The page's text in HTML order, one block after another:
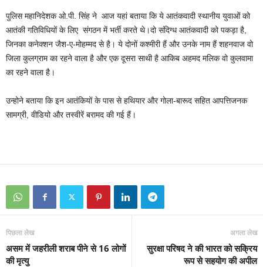
पुलिस महानिदेशक ओ.पी. सिंह ने आज यहां बताया कि ये आतंकवादी स्थानीय युवाओं को
आतंकी गतिविधियों के लिए संगठन में भर्ती करते थे।दो संदिग्‍ध आतंकवादी को पकड़ा है,
जिनका कनेक्‍शन जैश-ए-मोहम्‍मद से है। ये दोनों कश्‍मीरी हैं और उनके नाम हैं शहनवाज वो
जिला कुलग्राम का रहने वाला है और एक दूसरा साथी है आकिब अहमद मलिक वो कुलवामा
का रहने वाला है।
उन्होने बताया कि इन आतंकियों के पास से हथियार और गोला-बारूद सहित आपत्तिजनक
सामग्री, वीडियो और तस्वीरें बरामद की गई हैं।
पिछला लेख
असम में जहरीली शराब पीने से 16 लोगों
की मृत्यु
अगला लेख
सुरक्षा परिषद ने की भारत को सक्रिय
रूप से सहयोग की अपील